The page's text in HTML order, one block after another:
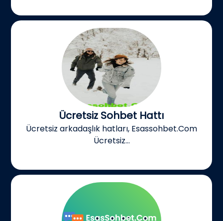
Ücretsiz Sohbet Hattı
Ücretsiz arkadaşlık hatları, Esassohbet.Com
Ücretsiz...